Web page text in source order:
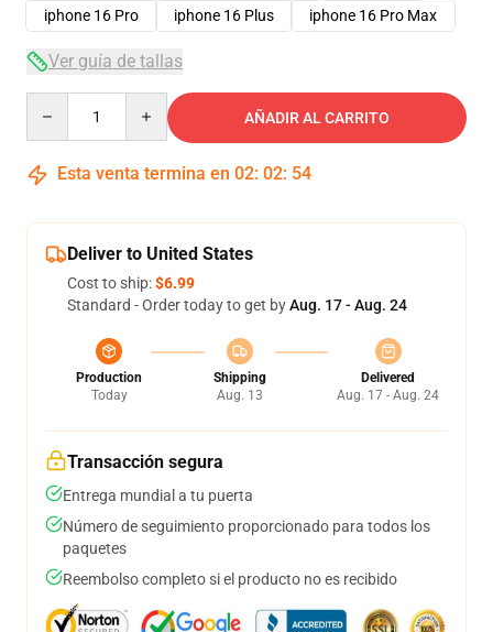
iphone 16 Pro
iphone 16 Plus iphone 16 Pro Max
Ver guía de tallas
AÑADIR AL CARRITO
Esta venta termina en 02: 02: 54
Deliver to United States
Cost to ship:$6.99
Standard - Order today to get byAug. 17 - Aug. 24
Production
Today
Shipping
Aug. 13
Delivered
Aug. 17 - Aug. 24
Transacción segura
Entrega mundial a tu puerta
Número de seguimiento proporcionado para todos los
paquetes
Reembolso completo si el producto no es recibido